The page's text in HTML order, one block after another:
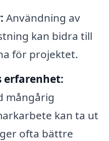
Användning av
kan bidra till
för projektet.
erfarenhet:
mångårig
kan ta ut
ofta bättre